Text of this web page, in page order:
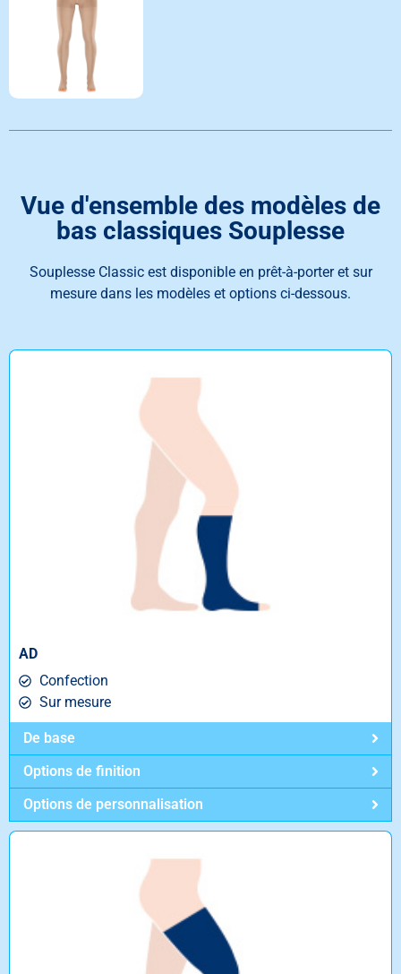
Vue d'ensemble des modèles de
bas classiques Souplesse
Souplesse Classic est disponible en prêt-à-porter et sur
mesure dans les modèles et options ci-dessous.
AD
Confection
Sur mesure
De base
Options de finition
Options de personnalisation